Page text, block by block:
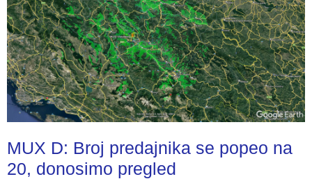
MUX D: Broj predajnika se popeo na
20, donosimo pregled